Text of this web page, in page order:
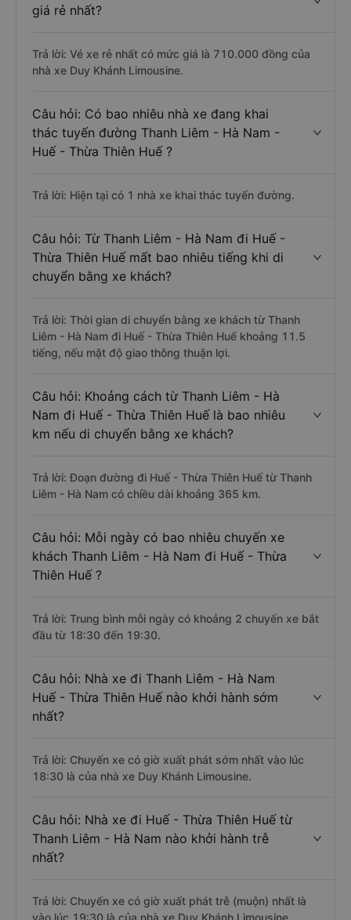
giá rẻ nhất?
Trả lời: Vé xe rẻ nhất có mức giá là 710.000 đồng của
nhà xe Duy Khánh Limousine.
Câu hỏi: Có bao nhiêu nhà xe đang khai
thác tuyến đường Thanh Liêm - Hà Nam -
Huế - Thừa Thiên Huế ?
Trả lời: Hiện tại có 1 nhà xe khai thác tuyến đường.
Câu hỏi: Từ Thanh Liêm - Hà Nam đi Huế -
Thừa Thiên Huế mất bao nhiêu tiếng khi di
chuyển bằng xe khách?
Trả lời: Thời gian di chuyển bằng xe khách từ Thanh
Liêm - Hà Nam đi Huế - Thừa Thiên Huế khoảng 11.5
tiếng, nếu mật độ giao thông thuận lợi.
Câu hỏi: Khoảng cách từ Thanh Liêm - Hà
Nam đi Huế - Thừa Thiên Huế là bao nhiêu
km nếu di chuyển bằng xe khách?
Trả lời: Đoạn đường đi Huế - Thừa Thiên Huế từ Thanh
Liêm - Hà Nam có chiều dài khoảng 365 km.
Câu hỏi: Mỗi ngày có bao nhiêu chuyến xe
khách Thanh Liêm - Hà Nam đi Huế - Thừa
Thiên Huế ?
Trả lời: Trung bình mỗi ngày có khoảng 2 chuyến xe bắt
đầu từ 18:30 đến 19:30.
Câu hỏi: Nhà xe đi Thanh Liêm - Hà Nam
Huế - Thừa Thiên Huế nào khởi hành sớm
nhất?
Trả lời: Chuyến xe có giờ xuất phát sớm nhất vào lúc
18:30 là của nhà xe Duy Khánh Limousine.
Câu hỏi: Nhà xe đi Huế - Thừa Thiên Huế từ
Thanh Liêm - Hà Nam nào khởi hành trễ
nhất?
Trả lời: Chuyến xe có giờ xuất phát trễ (muộn) nhất là
vào lúc 19:30 là của nhà xe Duy Khánh Limousine.